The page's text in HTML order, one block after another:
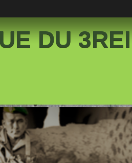
DU 3REI